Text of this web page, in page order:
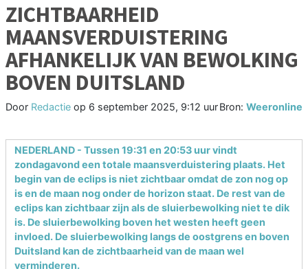
ZICHTBAARHEID
MAANSVERDUISTERING
AFHANKELIJK VAN BEWOLKING
BOVEN DUITSLAND
Door Redactie op 6 september 2025, 9:12 uurBron: Weeronline
NEDERLAND - Tussen 19:31 en 20:53 uur vindt
zondagavond een totale maansverduistering plaats. Het
begin van de eclips is niet zichtbaar omdat de zon nog op
is en de maan nog onder de horizon staat. De rest van de
eclips kan zichtbaar zijn als de sluierbewolking niet te dik
is. De sluierbewolking boven het westen heeft geen
invloed. De sluierbewolking langs de oostgrens en boven
Duitsland kan de zichtbaarheid van de maan wel
verminderen.